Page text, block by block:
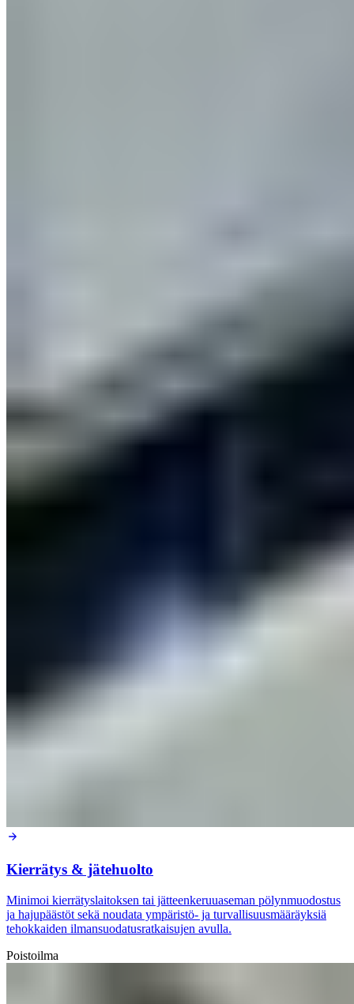
Kierrätys & jätehuolto
Minimoi kierrätyslaitoksen tai jätteenkeruuaseman pölynmuodostus
ja hajupäästöt sekä noudata ympäristö- ja turvallisuusmääräyksiä
tehokkaiden ilmansuodatusratkaisujen avulla.
Poistoilma